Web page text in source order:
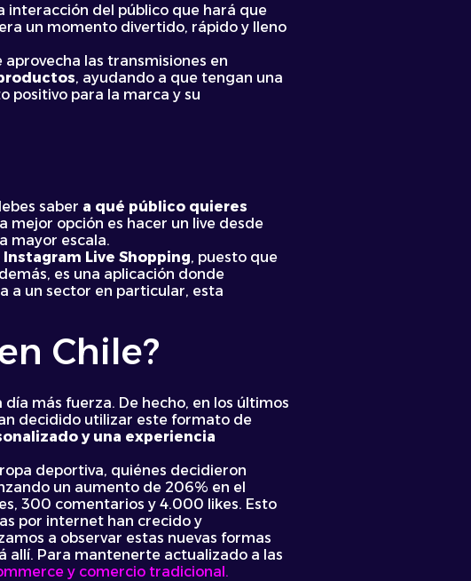
interacción del público que hará que
un momento divertido, rápido y lleno
las transmisiones en
, ayudando a que tengan una
positivo para la marca y su
saber a qué público quieres
mejor opción es hacer un live desde
mayor escala.
Instagram Live Shopping, puesto que
es una aplicación donde
a un sector en particular, esta
Chile?
más fuerza. De hecho, en los últimos
decidido utilizar este formato de
y una experiencia
deportiva, quiénes decidieron
un aumento de 206% en el
300 comentarios y 4.000 likes. Esto
por internet han crecido y
a observar estas nuevas formas
allí. Para mantenerte actualizado a las
y comercio tradicional.